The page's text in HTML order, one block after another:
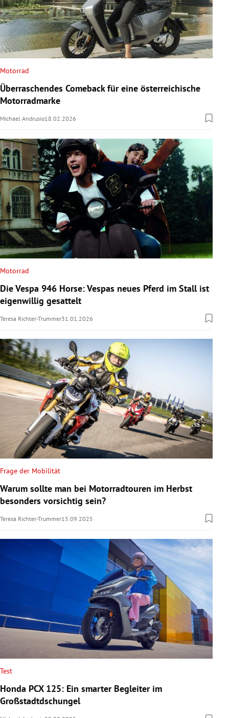
Motorrad
Überraschendes Comeback für eine österreichische
Motorradmarke
Michael Andrusio18.02.2026
Motorrad
Die Vespa 946 Horse: Vespas neues Pferd im Stall ist
eigenwillig gesattelt
Teresa Richter-Trummer31.01.2026
Frage der Mobilität
Warum sollte man bei Motorradtouren im Herbst
besonders vorsichtig sein?
Teresa Richter-Trummer15.09.2025
Test
Honda PCX 125: Ein smarter Begleiter im
Großstadtdschungel